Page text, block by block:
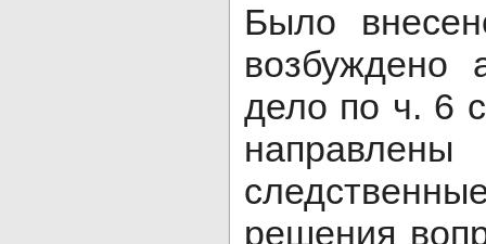
Было
возбуждено
дело по ч. 6
решения